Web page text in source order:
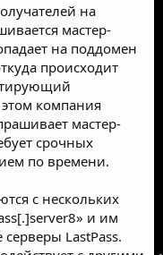
на
мастер-
на поддомен
происходит
компания
мастер-
срочных
по времени.
с нескольких
и им
LastPass.